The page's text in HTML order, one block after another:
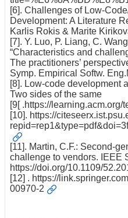
[6]. Challenges of Low-
Development: A Literature
Karlis Rokis & Marite
[7]. Y. Luo, P. Liang, C.
“Characteristics and
The practitioners’
Symp. Empirical Softw.
[8]. Low-code development
Two sides of the same
[9[ .https://learning.acm.org/
[10]. https://
[11]. Martin, C.F.: Second-
challenge to vendors. IEEE
https://doi.org/10.1109/
[12] . https://
00970-2